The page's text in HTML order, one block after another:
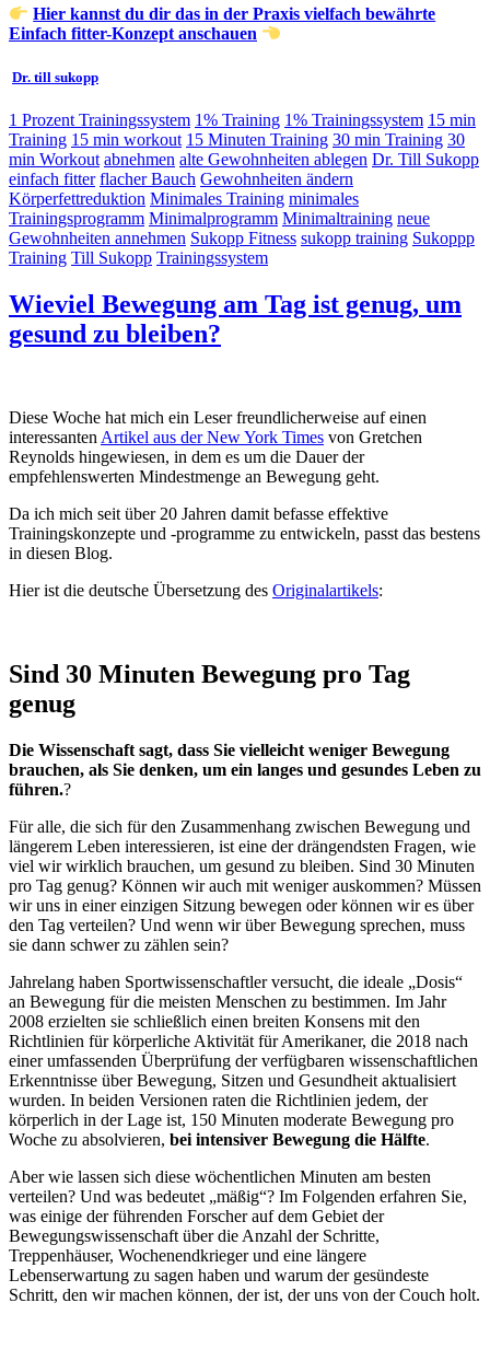
Hier kannst du dir das in der Praxis vielfach bewährte
Einfach fitter-Konzept anschauen
Dr. till sukopp
1 Prozent Trainingssystem 1% Training 1% Trainingssystem 15 min
Training 15 min workout 15 Minuten Training 30 min Training 30
min Workout abnehmen alte Gewohnheiten ablegen Dr. Till Sukopp
einfach fitter flacher Bauch Gewohnheiten ändern
Körperfettreduktion Minimales Training minimales
Trainingsprogramm Minimalprogramm Minimaltraining neue
Gewohnheiten annehmen Sukopp Fitness sukopp training Sukoppp
Training Till Sukopp Trainingssystem
Wieviel Bewegung am Tag ist genug, um
gesund zu bleiben?
Diese Woche hat mich ein Leser freundlicherweise auf einen
interessanten Artikel aus der New York Times von Gretchen
Reynolds hingewiesen, in dem es um die Dauer der
empfehlenswerten Mindestmenge an Bewegung geht.
Da ich mich seit über 20 Jahren damit befasse effektive
Trainingskonzepte und -programme zu entwickeln, passt das bestens
in diesen Blog.
Hier ist die deutsche Übersetzung des Originalartikels:
Sind 30 Minuten Bewegung pro Tag
genug
Die Wissenschaft sagt, dass Sie vielleicht weniger Bewegung
brauchen, als Sie denken, um ein langes und gesundes Leben zu
führen.?
Für alle, die sich für den Zusammenhang zwischen Bewegung und
längerem Leben interessieren, ist eine der drängendsten Fragen, wie
viel wir wirklich brauchen, um gesund zu bleiben. Sind 30 Minuten
pro Tag genug? Können wir auch mit weniger auskommen? Müssen
wir uns in einer einzigen Sitzung bewegen oder können wir es über
den Tag verteilen? Und wenn wir über Bewegung sprechen, muss
sie dann schwer zu zählen sein?
Jahrelang haben Sportwissenschaftler versucht, die ideale „Dosis“
an Bewegung für die meisten Menschen zu bestimmen. Im Jahr
2008 erzielten sie schließlich einen breiten Konsens mit den
Richtlinien für körperliche Aktivität für Amerikaner, die 2018 nach
einer umfassenden Überprüfung der verfügbaren wissenschaftlichen
Erkenntnisse über Bewegung, Sitzen und Gesundheit aktualisiert
wurden. In beiden Versionen raten die Richtlinien jedem, der
körperlich in der Lage ist, 150 Minuten moderate Bewegung pro
Woche zu absolvieren, bei intensiver Bewegung die Hälfte.
Aber wie lassen sich diese wöchentlichen Minuten am besten
verteilen? Und was bedeutet „mäßig“? Im Folgenden erfahren Sie,
was einige der führenden Forscher auf dem Gebiet der
Bewegungswissenschaft über die Anzahl der Schritte,
Treppenhäuser, Wochenendkrieger und eine längere
Lebenserwartung zu sagen haben und warum der gesündeste
Schritt, den wir machen können, der ist, der uns von der Couch holt.